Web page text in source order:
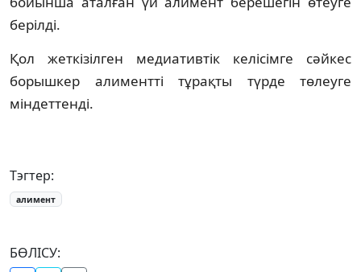
берілді.
Қол жеткізілген медиативтік келісімге сәйкес
борышкер алиментті тұрақты түрде төлеуге
міндеттенді.
Тэгтер:
алимент
БӨЛІСУ: